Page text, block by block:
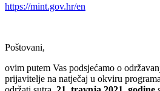
https://mint.gov.hr/en
Poštovani,
ovim putem Vas podsjećamo o
prijavitelje na natječaj u okviru